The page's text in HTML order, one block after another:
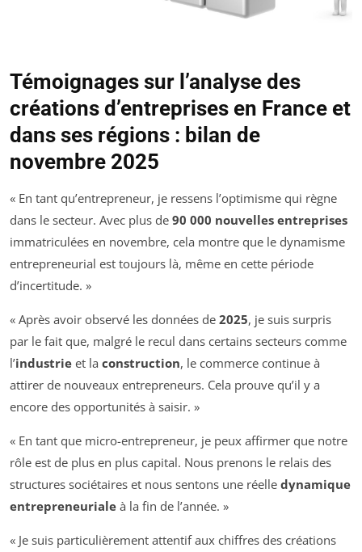
Témoignages sur l’analyse des
créations d’entreprises en France et
dans ses régions : bilan de
novembre 2025
« En tant qu’entrepreneur, je ressens l’optimisme qui règne
dans le secteur. Avec plus de 90 000 nouvelles entreprises
immatriculées en novembre, cela montre que le dynamisme
entrepreneurial est toujours là, même en cette période
d’incertitude. »
« Après avoir observé les données de 2025, je suis surpris
par le fait que, malgré le recul dans certains secteurs comme
l’industrie et la construction, le commerce continue à
attirer de nouveaux entrepreneurs. Cela prouve qu’il y a
encore des opportunités à saisir. »
« En tant que micro-entrepreneur, je peux affirmer que notre
rôle est de plus en plus capital. Nous prenons le relais des
structures sociétaires et nous sentons une réelle dynamique
entrepreneuriale à la fin de l’année. »
« Je suis particulièrement attentif aux chiffres des créations